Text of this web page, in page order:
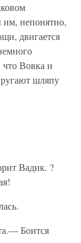
им, непонятно,
двигается
что Вовка и
шляпу
Вадик. ?
Боится